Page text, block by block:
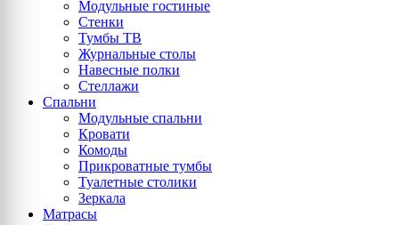
Модульные гостиные
Стенки
Тумбы ТВ
Журнальные столы
Навесные полки
Стеллажи
Спальни
Модульные спальни
Кровати
Комоды
Прикроватные тумбы
Туалетные столики
Зеркала
Матрасы